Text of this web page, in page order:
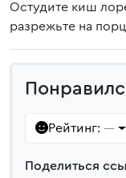
Остудите киш
разрежьте на
Рейтинг: —
Поделиться